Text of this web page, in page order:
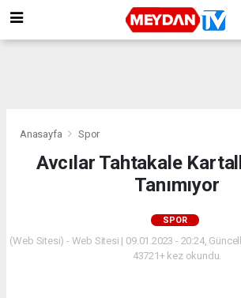
Anasayfa Spor
Avcılar Tahtakale
Tanımıyor
SPOR
(Web Sitesi) - Web Sitesi | 09.01.2023 - 20:24,
43721+ kez okundu.